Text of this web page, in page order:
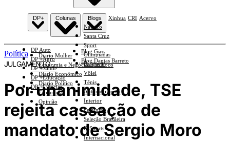
Náutico
Santa Cruz
Sport
Olimpíadas
Basquete
Vôlei
Tênis
Automobilismo
Interior
Feminino
Seleção Brasileira
E-Sports
Internacional
DP+
DP Auto
DP +Agro
DP +Saúde
DP +Educação
DP +Ciências
Colunas
Diario Mulher
Economia e Negócios Em Foco
Diario Econômico
Diario Político
Esplanada
Opinião
Blogs
Blog Giro
Blog Dantas Barreto
Xinhua CRI Acervo
Política
JULGAMENTO
Por unanimidade, TSE
rejeita cassação de
mandato de Sergio Moro